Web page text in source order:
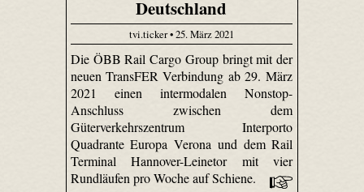
Deutschland
tvi.ticker • 25. März 2021
Die ÖBB Rail Cargo Group bringt mit der
neuen TransFER Verbindung ab 29. März
2021 einen intermodalen Nonstop-
Anschluss zwischen dem
Güterverkehrszentrum Interporto
Quadrante Europa Verona und dem Rail
Terminal Hannover-Leinetor mit vier
Rundläufen pro Woche auf Schiene.